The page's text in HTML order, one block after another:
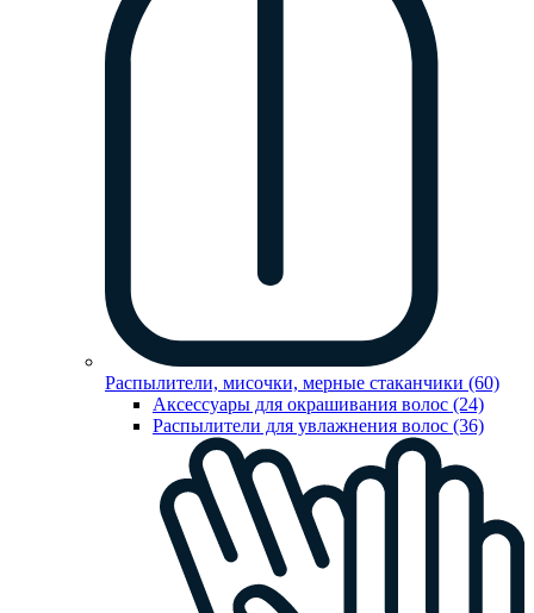
Распылители, мисочки, мерные стаканчики (60)
Аксессуары для окрашивания волос (24)
Распылители для увлажнения волос (36)